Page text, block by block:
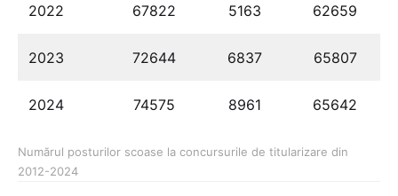
2022 67822 5163 62659
2023 72644 6837 65807
2024 74575 8961 65642
Numărul posturilor scoase la concursurile de titularizare din
2012-2024